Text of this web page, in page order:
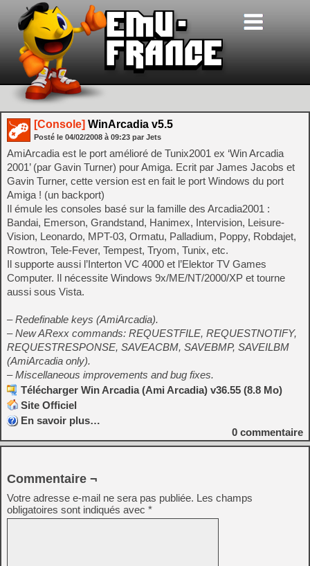
[Console] WinArcadia v5.5
Posté le 04/02/2008 à 09:23 par Jets
AmiArcadia est le port amélioré de Tunix2001 ex ‘Win Arcadia
2001’ (par Gavin Turner) pour Amiga. Ecrit par James Jacobs et
Gavin Turner, cette version est en fait le port Windows du port
Amiga ! (un backport)
Il émule les consoles basé sur la famille des Arcadia2001 :
Bandai, Emerson, Grandstand, Hanimex, Intervision, Leisure-
Vision, Leonardo, MPT-03, Ormatu, Palladium, Poppy, Robdajet,
Rowtron, Tele-Fever, Tempest, Tryom, Tunix, etc.
Il supporte aussi l’Interton VC 4000 et l’Elektor TV Games
Computer. Il nécessite Windows 9x/ME/NT/2000/XP et tourne
aussi sous Vista.
– Redefinable keys (AmiArcadia).
– New ARexx commands: REQUESTFILE, REQUESTNOTIFY,
REQUESTRESPONSE, SAVEACBM, SAVEBMP, SAVEILBM
(AmiArcadia only).
– Miscellaneous improvements and bug fixes.
Télécharger Win Arcadia (Ami Arcadia) v36.55 (8.8 Mo)
Site Officiel
En savoir plus…
0 commentaire
Commentaire ¬
Votre adresse e-mail ne sera pas publiée. Les champs
obligatoires sont indiqués avec *